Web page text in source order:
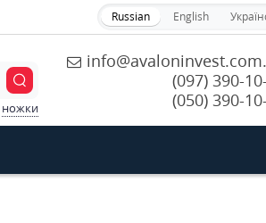
Russian English
(097) 390-
(050) 390-
ножки